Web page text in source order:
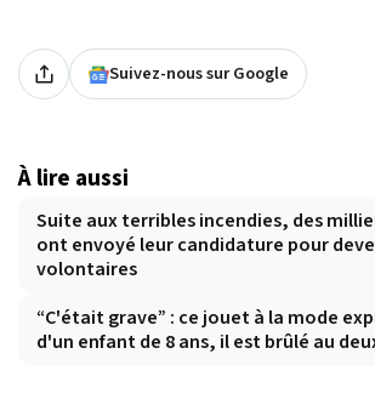
Suivez-nous sur Google
À lire aussi
Suite aux terribles incendies, des
ont envoyé leur candidature pour
volontaires
“C'était grave” : ce jouet à la mode
d'un enfant de 8 ans, il est brûlé au